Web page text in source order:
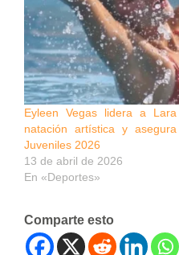
Eyleen Vegas lidera a
natación artística y
Juveniles 2026
13 de abril de 2026
En «Deportes»
Comparte esto